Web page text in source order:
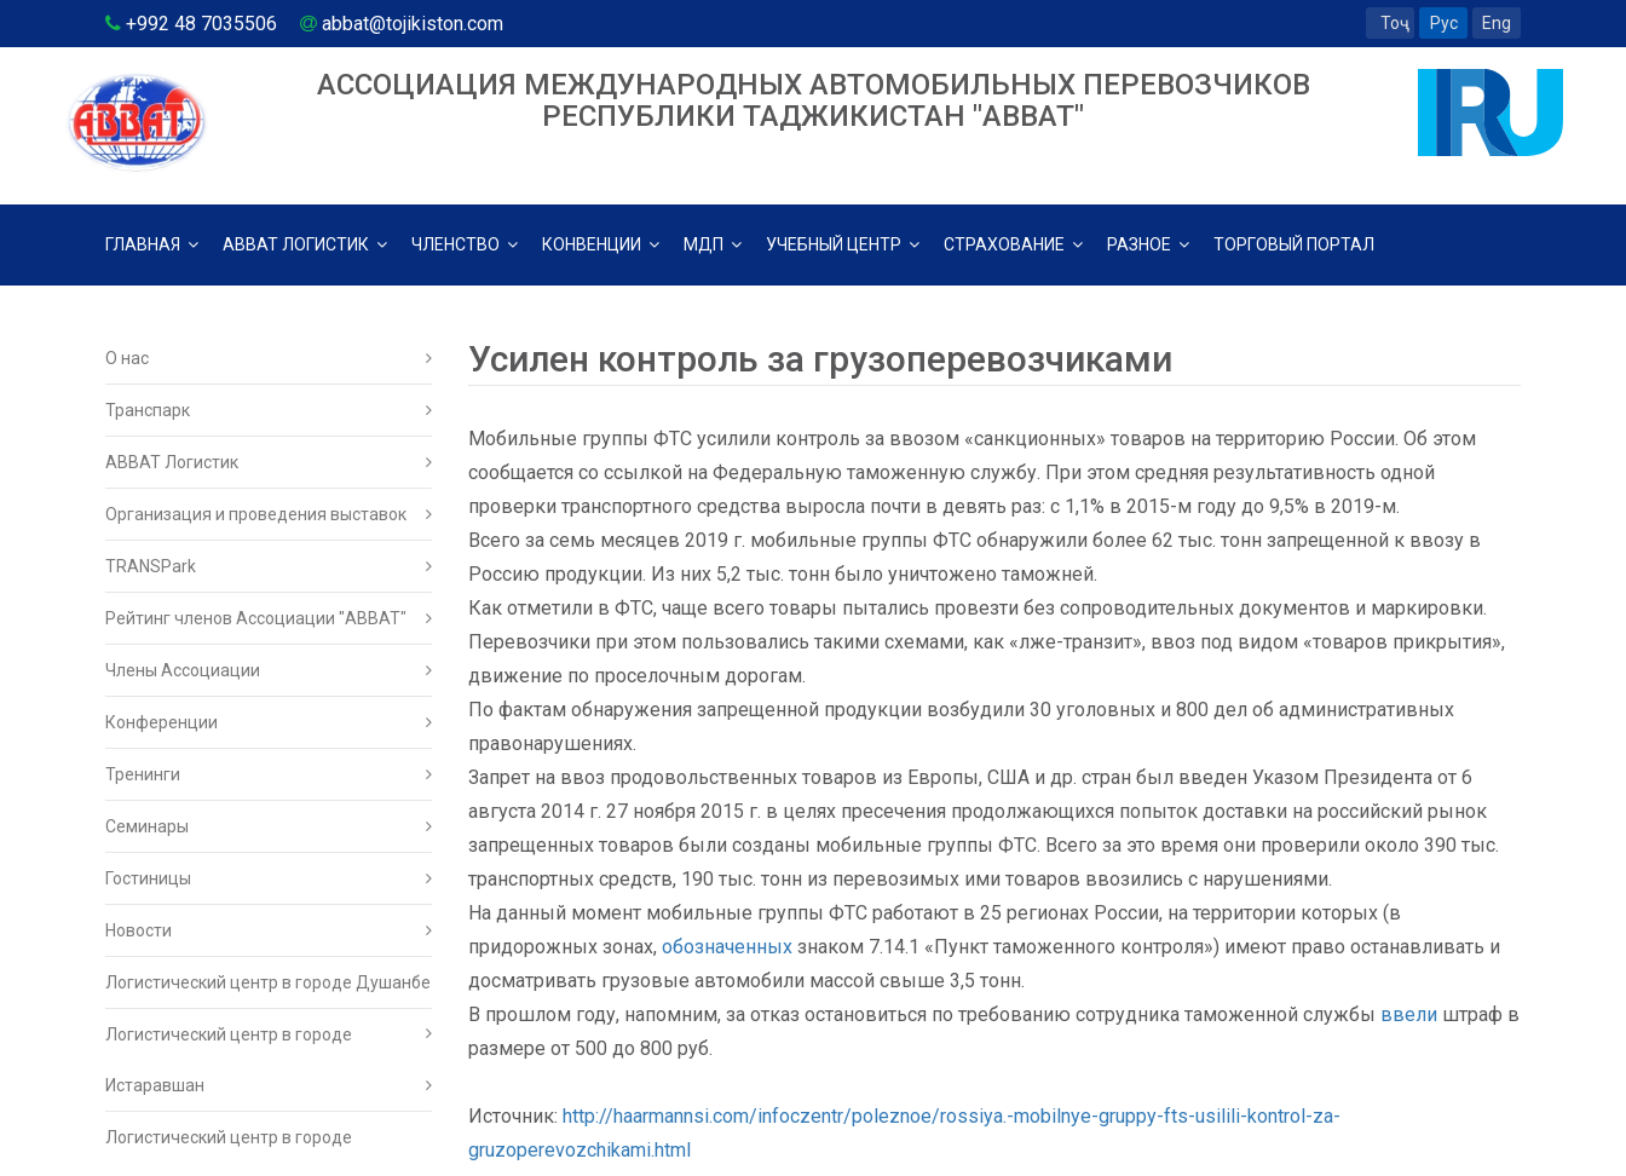
+992 48 7035506 abbat@tojikiston.com Тоҷ Рус Eng
АССОЦИАЦИЯ МЕЖДУНАРОДНЫХ АВТОМОБИЛЬНЫХ ПЕРЕВОЗЧИКОВ
РЕСПУБЛИКИ ТАДЖИКИСТАН "ABBAT"
ГЛАВНАЯ АВВАТ ЛОГИСТИК ЧЛЕНСТВО КОНВЕНЦИИ МДП УЧЕБНЫЙ ЦЕНТР СТРАХОВАНИЕ РАЗНОЕ ТОРГОВЫЙ ПОРТАЛ
О нас
Транспарк
ABBAT Логистик
Организация и проведения выставок
TRANSPark
Рейтинг членов Ассоциации "АВВАТ"
Члены Ассоциации
Конференции
Тренинги
Семинары
Гостиницы
Новости
Логистический центр в городе Душанбе
Логистический центр в городе
Истаравшан
Логистический центр в городе
Усилен контроль за грузоперевозчиками
Мобильные группы ФТС усилили контроль за ввозом «санкционных» товаров на территорию России. Об этом
сообщается со ссылкой на Федеральную таможенную службу. При этом средняя результативность одной
проверки транспортного средства выросла почти в девять раз: с 1,1% в 2015-м году до 9,5% в 2019-м.
Всего за семь месяцев 2019 г. мобильные группы ФТС обнаружили более 62 тыс. тонн запрещенной к ввозу в
Россию продукции. Из них 5,2 тыс. тонн было уничтожено таможней.
Как отметили в ФТС, чаще всего товары пытались провезти без сопроводительных документов и маркировки.
Перевозчики при этом пользовались такими схемами, как «лже-транзит», ввоз под видом «товаров прикрытия»,
движение по проселочным дорогам.
По фактам обнаружения запрещенной продукции возбудили 30 уголовных и 800 дел об административных
правонарушениях.
Запрет на ввоз продовольственных товаров из Европы, США и др. стран был введен Указом Президента от 6
августа 2014 г. 27 ноября 2015 г. в целях пресечения продолжающихся попыток доставки на российский рынок
запрещенных товаров были созданы мобильные группы ФТС. Всего за это время они проверили около 390 тыс.
транспортных средств, 190 тыс. тонн из перевозимых ими товаров ввозились с нарушениями.
На данный момент мобильные группы ФТС работают в 25 регионах России, на территории которых (в
придорожных зонах, обозначенных знаком 7.14.1 «Пункт таможенного контроля») имеют право останавливать и
досматривать грузовые автомобили массой свыше 3,5 тонн.
В прошлом году, напомним, за отказ остановиться по требованию сотрудника таможенной службы ввели штраф в
размере от 500 до 800 руб.
Источник: http://haarmannsi.com/infoczentr/poleznoe/rossiya.-mobilnye-gruppy-fts-usilili-kontrol-za-
gruzoperevozchikami.html